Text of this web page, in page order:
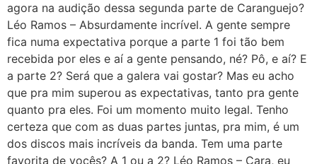
agora na audição dessa segunda parte de Caranguejo?
Léo Ramos – Absurdamente incrível. A gente sempre
fica numa expectativa porque a parte 1 foi tão bem
recebida por eles e aí a gente pensando, né? Pô, e aí? E
a parte 2? Será que a galera vai gostar? Mas eu acho
que pra mim superou as expectativas, tanto pra gente
quanto pra eles. Foi um momento muito legal. Tenho
certeza que com as duas partes juntas, pra mim, é um
dos discos mais incríveis da banda. Tem uma parte
favorita de vocês? A 1 ou a 2? Léo Ramos – Cara, eu